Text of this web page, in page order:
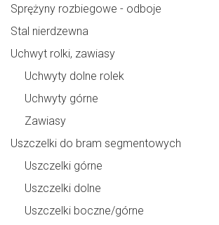
Sprężyny rozbiegowe - odboje
Stal nierdzewna
Uchwyt rolki, zawiasy
Uchwyty dolne rolek
Uchwyty górne
Zawiasy
Uszczelki do bram segmentowych
Uszczelki górne
Uszczelki dolne
Uszczelki boczne/górne